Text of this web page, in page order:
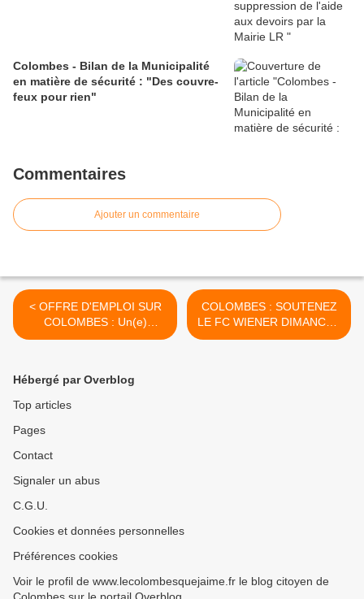
Colombes - Bilan de la Municipalité
en matière de sécurité : "Des couvre-
feux pour rien"
Commentaires
Ajouter un commentaire
< OFFRE D'EMPLOI SUR
COLOMBES : Un(e)
Chargé(e) de logistique–
COLOMBES : SOUTENEZ
LE FC WIENER DIMANCHE
8 MARS A 10H20 SUR L'
Hébergé par Overblog
Top articles
Pages
Contact
Signaler un abus
C.G.U.
Cookies et données personnelles
Préférences cookies
Voir le profil de www.lecolombesquejaime.fr le blog citoyen de